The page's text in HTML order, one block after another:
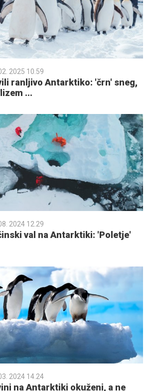
2025 10.59
ranljivo Antarktiko: 'črn' sneg,
...
2024 12.29
val na Antarktiki: 'Poletje'
2024 14.24
na Antarktiki okuženi, a ne